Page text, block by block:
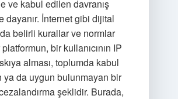
ve kabul edilen davranış
dayanır. İnternet gibi dijital
belirli kurallar ve normlar
bir kullanıcının IP
alması, toplumda kabul
ya da uygun bulunmayan bir
şeklidir. Burada,